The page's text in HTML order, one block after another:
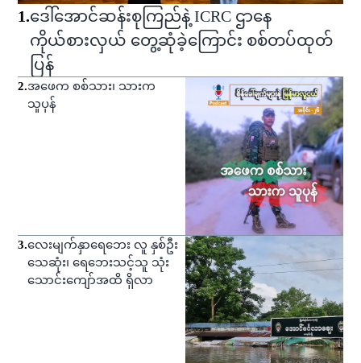
1.ဒေါ်အောင်ဆန်းစုကြည်နဲ့ ICRC ဌာနေ
ကိုယ်စားလှယ် တွေ့ဆုံခဲ့ကြောင်း စစ်တပ်ထုတ်
ပြန်
2.အဖေက စစ်သား၊ သားက
သူပုန်
3.လေးမျက်နှာရေဘေး လူ နှစ်ဦး
သေဆုံး၊ ရေဘေးသင့်သူ သုံး
သောင်းကျော်အထိ ရှိလာ